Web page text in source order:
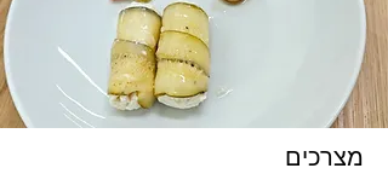
מצרכים